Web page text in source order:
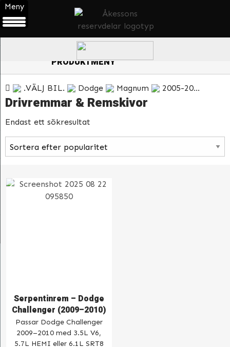
ÖPPNA
PRODUKTMENY
.VÄLJ BIL. Dodge Magnum 2005-2008
Drivremmar & Remskivor
Endast ett sökresultat
Serpentinrem – Dodge
Challenger (2009–2010)
Passar Dodge Challenger
2009–2010 med 3.5L V6,
5.7L HEMI eller 6.1L SRT8
Meny